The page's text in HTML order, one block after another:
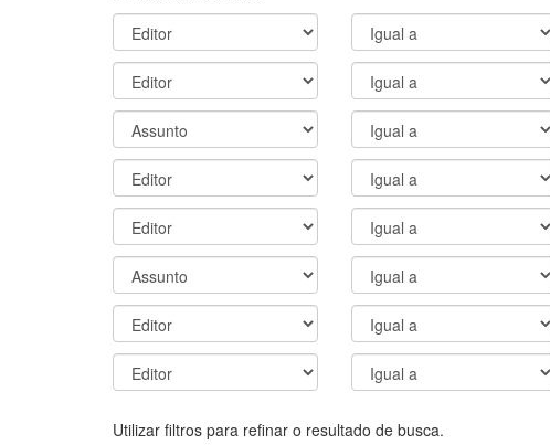
Utilizar filtros para refinar o resultado de busca.